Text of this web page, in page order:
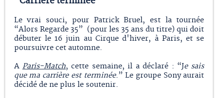
Le vrai souci, pour Patrick Bruel, est la tournée
“Alors Regarde 35” (pour les 35 ans du titre) qui doit
débuter le 16 juin au Cirque d'hiver, à Paris, et se
poursuivre cet automne.
AParis-Match, cette semaine, il a déclaré : “Je sais
que ma carrière est terminée.” Le groupe Sony aurait
décidé de ne plus le soutenir.